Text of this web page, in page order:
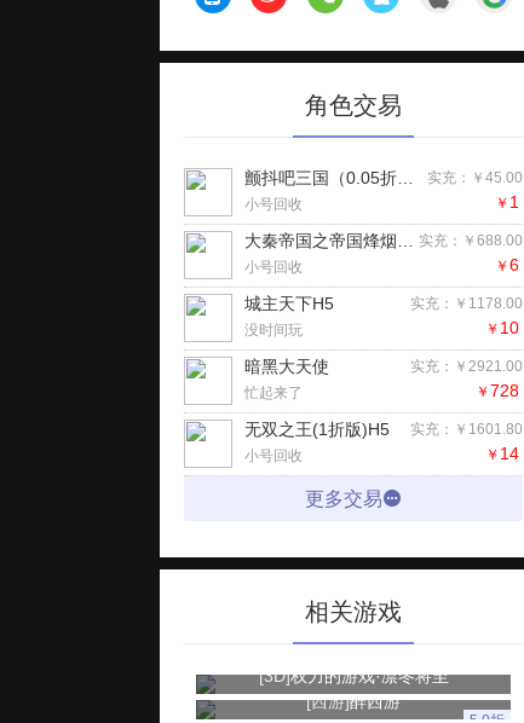
角色交易
实充：￥45.00
颤抖吧三国（0.05折龙图神威）H5
小号回收 ￥ 1
实充：￥688.00
大秦帝国之帝国烽烟（七日登录侠女同游）手游
小号回收 ￥ 6
实充：￥1178.00
城主天下H5
没时间玩 ￥ 10
实充：￥2921.00
暗黑大天使
忙起来了 ￥ 728
实充：￥1601.80
无双之王(1折版)H5
小号回收 ￥ 14
更多交易
相关游戏
[3D]权力的游戏·凛冬将至
[西游]醉西游